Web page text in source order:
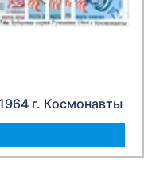
г. Космонавты